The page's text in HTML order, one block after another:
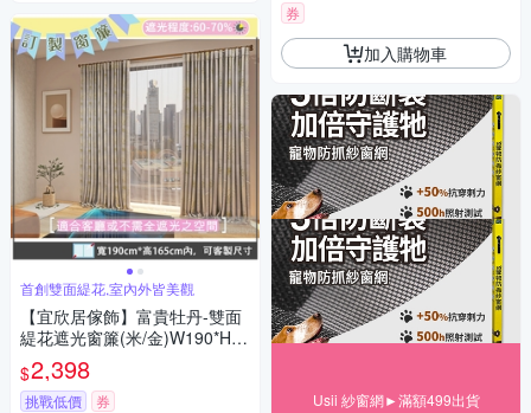
首創雙面緹花,室內外皆美觀
【宜欣居傢飾】富貴牡丹-雙面
緹花遮光窗簾(米/金)W190*H16
5cm以內(可指定尺寸)*2片/遮
光/摺景/半腰/窗簾/台灣製MIT
$2,398
挑戰低價 券
券
加入購物車
Usii 紗窗網►滿額499出貨